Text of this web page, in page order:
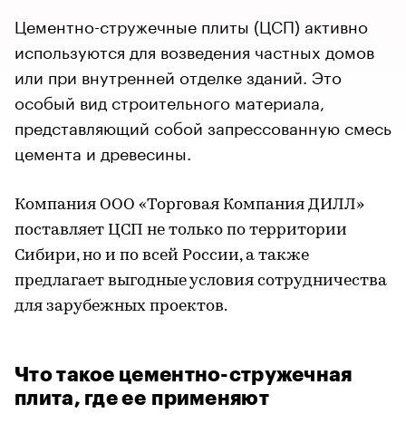
Цементно-стружечные плиты (ЦСП) активно
используются для возведения частных домов
или при внутренней отделке зданий. Это
особый вид строительного материала,
представляющий собой запрессованную смесь
цемента и древесины.
Компания ООО «Торговая Компания ДИЛЛ»
поставляет ЦСП не только по территории
Сибири, но и по всей России, а также
предлагает выгодные условия сотрудничества
для зарубежных проектов.
Что такое цементно-стружечная
плита, где ее применяют